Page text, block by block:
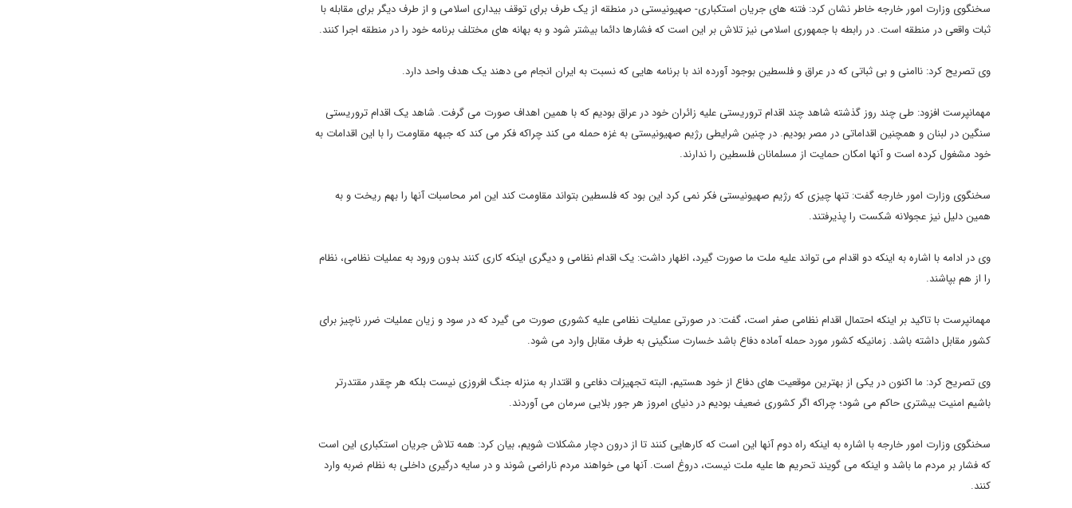
سخنگوی وزارت امور خارجه خاطر نشان کرد: فتنه های جریان استکباری- صهیونیستی در منطقه از یک طرف برای توقف بیداری اسلامی و از طرف دیگر برای مقابله با
ثبات واقعی در منطقه است. در رابطه با جمهوری اسلامی نیز تلاش بر این است که فشارها دائما بیشتر شود و به بهانه های مختلف برنامه خود را در منطقه اجرا کنند.
وی تصریح کرد: ناامنی و بی ثباتی که در عراق و فلسطین بوجود آورده اند با برنامه هایی که نسبت به ایران انجام می دهند یک هدف واحد دارد.
مهمانپرست افزود: طی چند روز گذشته شاهد چند اقدام تروریستی علیه زائران خود در عراق بودیم که با همین اهداف صورت می گرفت. شاهد یک اقدام تروریستی
سنگین در لبنان و همچنین اقداماتی در مصر بودیم. در چنین شرایطی رژیم صهیونیستی به غزه حمله می کند چراکه فکر می کند که جبهه مقاومت را با این اقدامات به
خود مشغول کرده است و آنها امکان حمایت از مسلمانان فلسطین را ندارند.
سخنگوی وزارت امور خارجه گفت: تنها چیزی که رژیم صهیونیستی فکر نمی کرد این بود که فلسطین بتواند مقاومت کند این امر محاسبات آنها را بهم ریخت و به
همین دلیل نیز عجولانه شکست را پذیرفتند.
وی در ادامه با اشاره به اینکه دو اقدام می تواند علیه ملت ما صورت گیرد، اظهار داشت: یک اقدام نظامی و دیگری اینکه کاری کنند بدون ورود به عملیات نظامی، نظام
را از هم بپاشند.
مهمانپرست با تاکید بر اینکه احتمال اقدام نظامی صفر است، گفت: در صورتی عملیات نظامی علیه کشوری صورت می گیرد که در سود و زیان عملیات ضرر ناچیز برای
کشور مقابل داشته باشد. زمانیکه کشور مورد حمله آماده دفاع باشد خسارت سنگینی به طرف مقابل وارد می شود.
وی تصریح کرد: ما اکنون در یکی از بهترین موقعیت های دفاع از خود هستیم، البته تجهیزات دفاعی و اقتدار به منزله جنگ افروزی نیست بلکه هر چقدر مقتدرتر
باشیم امنیت بیشتری حاکم می شود؛ چراکه اگر کشوری ضعیف بودیم در دنیای امروز هر جور بلایی سرمان می آوردند.
سخنگوی وزارت امور خارجه با اشاره به اینکه راه دوم آنها این است که کارهایی کنند تا از درون دچار مشکلات شویم، بیان کرد: همه تلاش جریان استکباری این است
که فشار بر مردم ما باشد و اینکه می گویند تحریم ها علیه ملت نیست، دروغ است. آنها می خواهند مردم ناراضی شوند و در سایه درگیری داخلی به نظام ضربه وارد
کنند.